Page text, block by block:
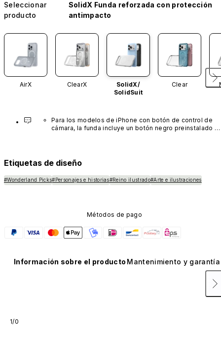
Seleccionar
producto
SolidX Funda reforzada con protección
antimpacto
AirX ClearX
SolidX/
SolidSuit
Clear
Para los modelos de iPhone con botón de control de
cámara, la funda incluye un botón negro preinstalado
Etiquetas de diseño
#Wonderland Picks#Personajes e historias#Reino ilustrado#Arte e ilustraciones
Métodos de pago
Información sobre el producto Mantenimiento y garantía
1/0